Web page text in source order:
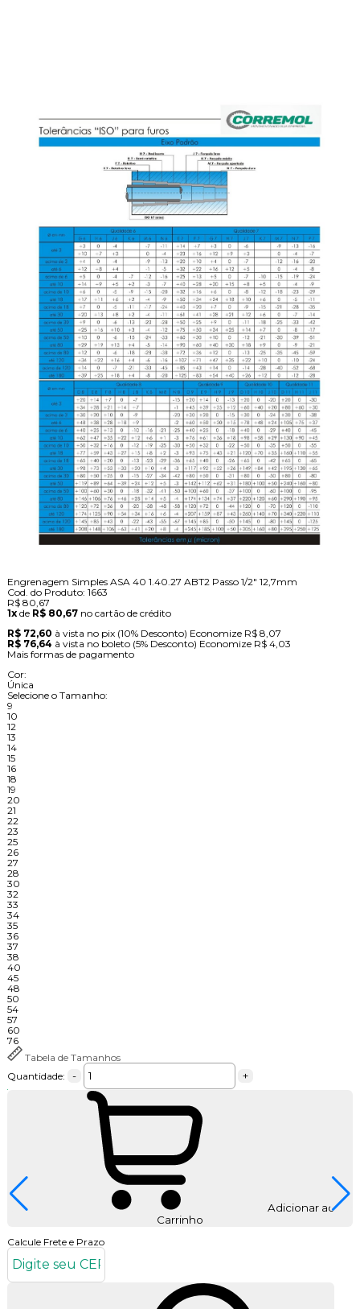
Engrenagem Simples ASA 40 1.40.27 ABT2 Passo 1/2" 12,7mm
Cod. do Produto: 1663
R$ 80,67
1xde R$ 80,67 no cartão de crédito
R$ 72,60 à vista no pix (10% Desconto) Economize R$ 8,07
R$ 76,64 à vista no boleto (5% Desconto) Economize R$ 4,03
Mais formas de pagamento
Cor:
Única
Selecione o Tamanho:
9
10
12
13
14
15
16
18
19
20
21
22
23
25
26
27
28
30
32
33
34
35
36
37
38
40
45
48
50
54
57
60
76
Tabela de Tamanhos
Quantidade:
- +
Adicionar ao
Carrinho
Calcule Frete e Prazo